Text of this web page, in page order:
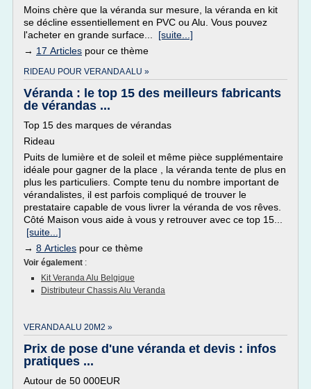
Moins chère que la véranda sur mesure, la véranda en kit
se décline essentiellement en PVC ou Alu. Vous pouvez
l'acheter en grande surface... [suite...]
→ 17 Articles pour ce thème
RIDEAU POUR VERANDA ALU »
Véranda : le top 15 des meilleurs fabricants
de vérandas ...
Top 15 des marques de vérandas
Rideau
Puits de lumière et de soleil et même pièce supplémentaire
idéale pour gagner de la place , la véranda tente de plus en
plus les particuliers. Compte tenu du nombre important de
vérandalistes, il est parfois compliqué de trouver le
prestataire capable de vous livrer la véranda de vos rêves.
Côté Maison vous aide à vous y retrouver avec ce top 15...
[suite...]
→ 8 Articles pour ce thème
Voir également :
Kit Veranda Alu Belgique
Distributeur Chassis Alu Veranda
VERANDA ALU 20M2 »
Prix de pose d'une véranda et devis : infos
pratiques ...
Autour de 50 000EUR